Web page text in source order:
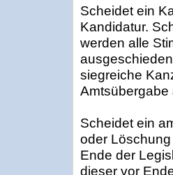
Scheidet ein
Kandidatur.
werden alle
siegreiche
Amtsübergabe
Scheidet ein
oder
Ende der
dieser vor